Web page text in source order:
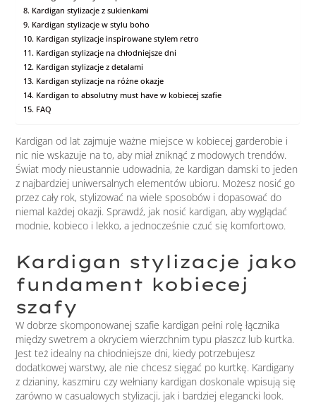
Kardigan stylizacje z sukienkami
Kardigan stylizacje w stylu boho
Kardigan stylizacje inspirowane stylem retro
Kardigan stylizacje na chłodniejsze dni
Kardigan stylizacje z detalami
Kardigan stylizacje na różne okazje
Kardigan to absolutny must have w kobiecej szafie
FAQ
Kardigan od lat zajmuje ważne miejsce w kobiecej garderobie i
nic nie wskazuje na to, aby miał zniknąć z modowych trendów.
Świat mody nieustannie udowadnia, że kardigan damski to jeden
z najbardziej uniwersalnych elementów ubioru. Możesz nosić go
przez cały rok, stylizować na wiele sposobów i dopasować do
niemal każdej okazji. Sprawdź, jak nosić kardigan, aby wyglądać
modnie, kobieco i lekko, a jednocześnie czuć się komfortowo.
Kardigan stylizacje jako
fundament kobiecej
szafy
W dobrze skomponowanej szafie kardigan pełni rolę łącznika
między swetrem a okryciem wierzchnim typu płaszcz lub kurtka.
Jest też idealny na chłodniejsze dni, kiedy potrzebujesz
dodatkowej warstwy, ale nie chcesz sięgać po kurtkę. Kardigany
z dzianiny, kaszmiru czy wełniany kardigan doskonale wpisują się
zarówno w casualowych stylizacji, jak i bardziej elegancki look.